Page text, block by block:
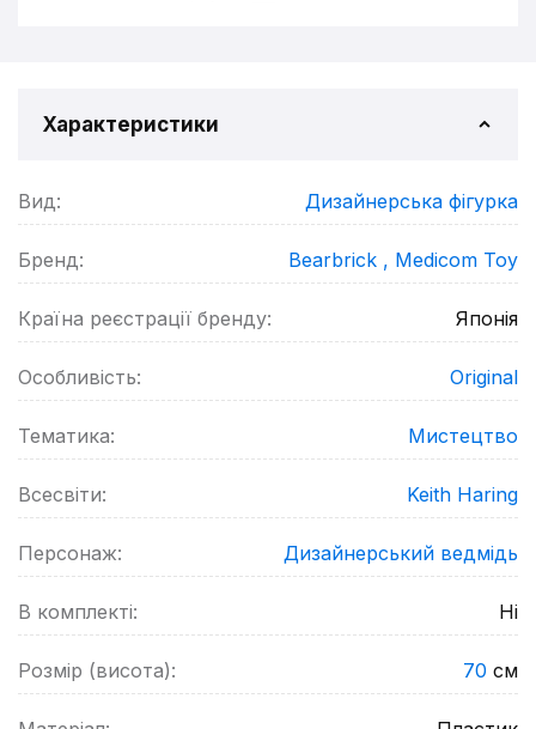
Характеристики
Вид: Дизайнерська фігурка
Бренд: Bearbrick , Medicom Toy
Країна реєстрації бренду: Японія
Особливість: Original
Тематика: Мистецтво
Всесвіти: Keith Haring
Персонаж: Дизайнерський ведмідь
В комплекті: Ні
Розмір (висота): 70 см